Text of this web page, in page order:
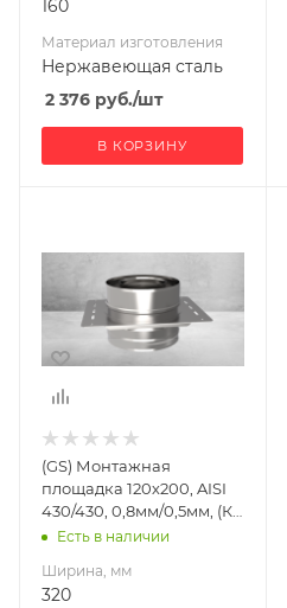
160
Материал изготовления
Нержавеющая сталь
2 376 руб./шт
В КОРЗИНУ
Глубина, мм
240
Высота, мм
160
Материал
Нержавеющая
сталь
Производитель
Гефест-Сталь
(GS) Монтажная
площадка 120х200, AISI
430/430, 0,8мм/0,5мм, (К),
(пл.240х320, AISI
Есть в наличии
Ширина, мм
320